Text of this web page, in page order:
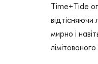
Time+Tide
мирно і
лімітованого